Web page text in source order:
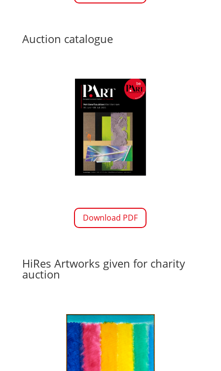
Auction catalogue
Download PDF
HiRes Artworks given for charity
auction